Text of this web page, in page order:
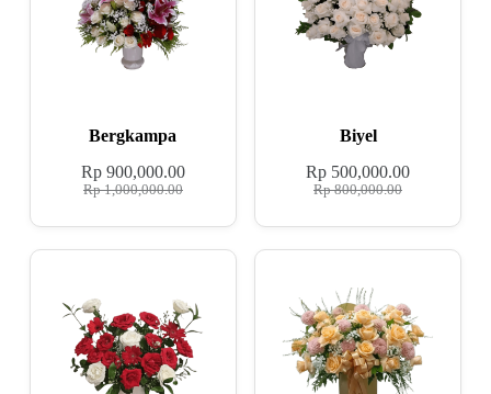
Bergkampa
Rp1,000,000.00
Rp900,000.00
Biyel
Rp800,000.00
Rp 500,000.00